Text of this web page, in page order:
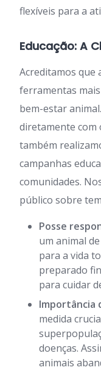
flexíveis para a
Educação: A
Acreditamos que
ferramentas
bem-estar
diretamente com
também
campanhas
comunidades.
público sobre
Posse
um animal
para a vida
preparado
para cuidar
Importância
medida
doenças.
animais